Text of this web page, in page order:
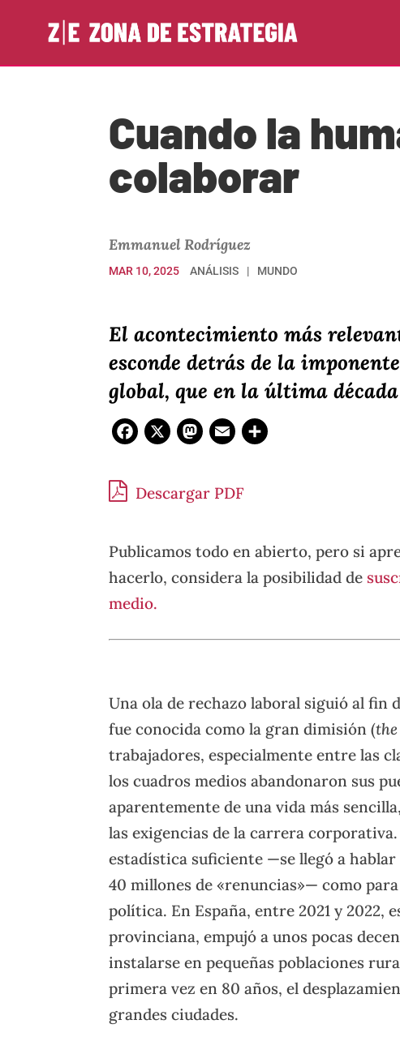
Cuando la
colaborar
Emmanuel Rodríguez
MAR 10, 2025 ANÁLISIS MUNDO
El acontecimiento más
esconde detrás de la
global, que en la última
Facebook
X Mastodon
Email
Descargar PDF
Publicamos todo en abierto, pero si
hacerlo, considera la posibilidad de
medio.
Una ola de rechazo laboral siguió al fin
fue conocida como la gran dimisión (
trabajadores, especialmente entre las
los cuadros medios abandonaron sus
aparentemente de una vida más
las exigencias de la carrera
estadística suficiente —se llegó a hablar
40 millones de «renuncias»— como
política. En España, entre 2021 y 2022,
provinciana, empujó a unos pocas
instalarse en pequeñas poblaciones
primera vez en 80 años, el
grandes ciudades.